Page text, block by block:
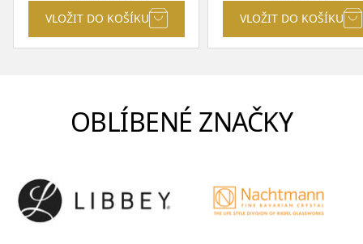
VLOŽIT DO KOŠÍKU
VLOŽIT DO KOŠÍKU
OBLÍBENÉ ZNAČKY